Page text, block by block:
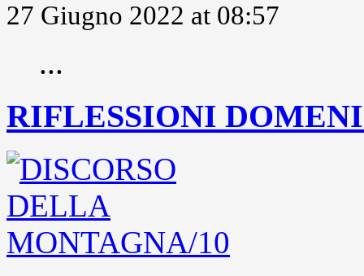
27 Giugno 2022 at 08:57
...
RIFLESSIONI